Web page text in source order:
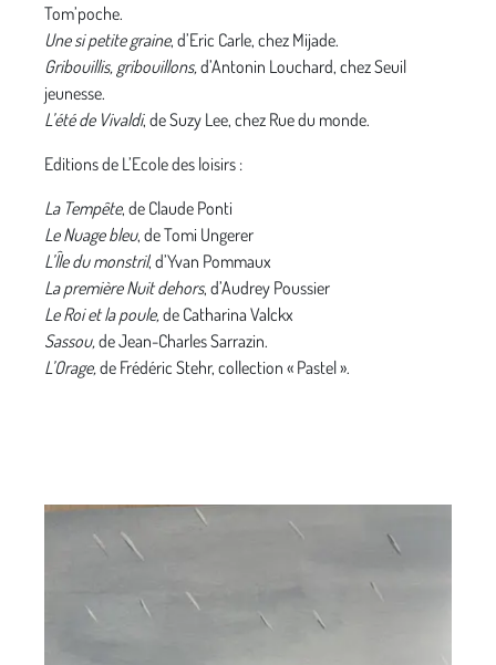
Tom’poche.
Une si petite graine, d’Eric Carle, chez Mijade.
Gribouillis, gribouillons, d’Antonin Louchard, chez Seuil
jeunesse.
L’été de Vivaldi, de Suzy Lee, chez Rue du monde.
Editions de L’Ecole des loisirs :
La Tempête, de Claude Ponti
Le Nuage bleu, de Tomi Ungerer
L’Île du monstril, d’Yvan Pommaux
La première Nuit dehors, d’Audrey Poussier
Le Roi et la poule, de Catharina Valckx
Sassou, de Jean-Charles Sarrazin.
L’Orage, de Frédéric Stehr, collection « Pastel ».